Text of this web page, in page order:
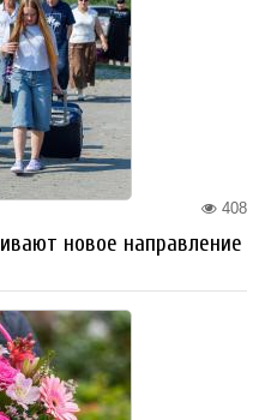
408
новое направление